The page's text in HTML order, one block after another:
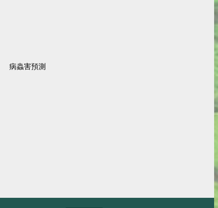
病蟲害預測